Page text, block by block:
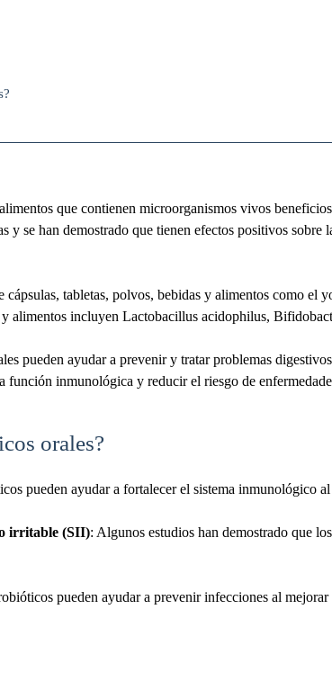
que contienen microorganismos vivos
y se han demostrado que tienen efectos positivos
tabletas, polvos, bebidas y alimentos como
alimentos incluyen Lactobacillus acidophilus,
pueden ayudar a prevenir y tratar problemas
función inmunológica y reducir el riesgo de
orales?
pueden ayudar a fortalecer el sistema inmunológico
irritable (SII): Algunos estudios han demostrado que
pueden ayudar a prevenir infecciones al